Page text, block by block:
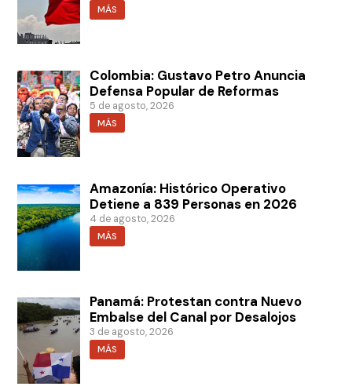
MÁS
Colombia: Gustavo Petro Anuncia
Defensa Popular de Reformas
5 de agosto, 2026
MÁS
Amazonía: Histórico Operativo
Detiene a 839 Personas en 2026
4 de agosto, 2026
MÁS
Panamá: Protestan contra Nuevo
Embalse del Canal por Desalojos
3 de agosto, 2026
MÁS